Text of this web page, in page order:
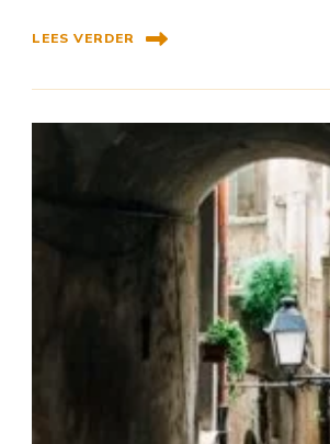
LEES VERDER